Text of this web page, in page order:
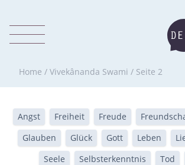
Home / Vivekânanda Swami / Seite 2
Angst Freiheit Freude
Glauben
Glück Gott Leben
Seele
Selbsterkenntnis Tod